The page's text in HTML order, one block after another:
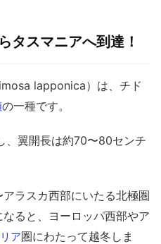
タスマニアへ到達！
lapponica）は、チド
の一種です。
、翼開長は約70〜80センチ
ラスカ西部にいたる北極圏
ると、ヨーロッパ西部やア
ア圏にわたって越冬しま